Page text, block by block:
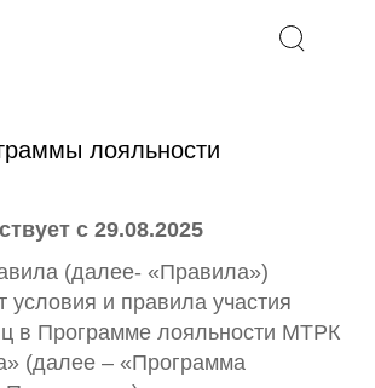
лояльности
с 29.08.2025
(далее- «Правила»)
условия и правила участия
в Программе лояльности МТРК
(далее – «Программа